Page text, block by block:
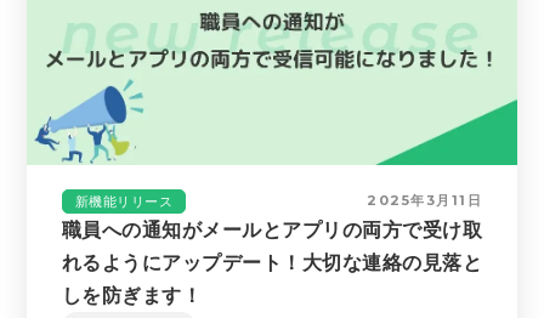
新機能リリース 2025年3月11日
職員への通知がメールとアプリの両方で受け取
れるようにアップデート！大切な連絡の見落と
しを防ぎます！